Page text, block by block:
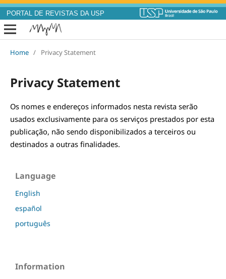
PORTAL DE REVISTAS DA USP
Home / Privacy Statement
Privacy Statement
Os nomes e endereços informados nesta revista serão
usados exclusivamente para os serviços prestados por esta
publicação, não sendo disponibilizados a terceiros ou
destinados a outras finalidades.
Language
English
español
português
Information